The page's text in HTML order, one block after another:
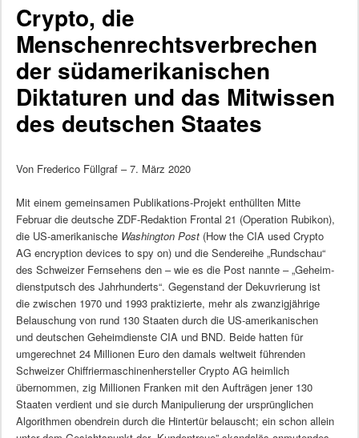
Crypto, die
Menschenrechtsverbrechen
der südamerikanischen
Diktaturen und das Mitwissen
des deutschen Staates
Von Frederico Füllgraf – 7. März 2020
Mit einem gemeinsamen Publikations-Projekt enthüllten Mitte
Februar die deutsche ZDF-Redaktion Frontal 21 (Operation Rubikon),
die US-amerikanische Washington Post(How the CIA used Crypto
AG encryption devices to spy on) und die Sendereihe „Rundschau“
des Schweizer Fernsehens den – wie es die Post nannte – „Geheim-
dienstputsch des Jahrhunderts“. Gegenstand der Dekuvrierung ist
die zwischen 1970 und 1993 praktizierte, mehr als zwanzigjährige
Belauschung von rund 130 Staaten durch die US-amerikanischen
und deutschen Geheimdienste CIA und BND. Beide hatten für
umgerechnet 24 Millionen Euro den damals weltweit führenden
Schweizer Chiffriermaschinenhersteller Crypto AG heimlich
übernommen, zig Millionen Franken mit den Aufträgen jener 130
Staaten verdient und sie durch Manipulierung der ursprünglichen
Algorithmen obendrein durch die Hintertür belauscht; ein schon allein